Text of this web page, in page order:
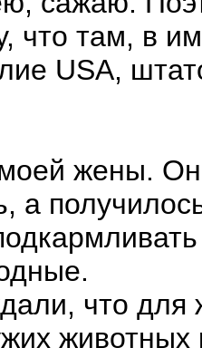
что там, в
USА,
жены.
а
что для
животных